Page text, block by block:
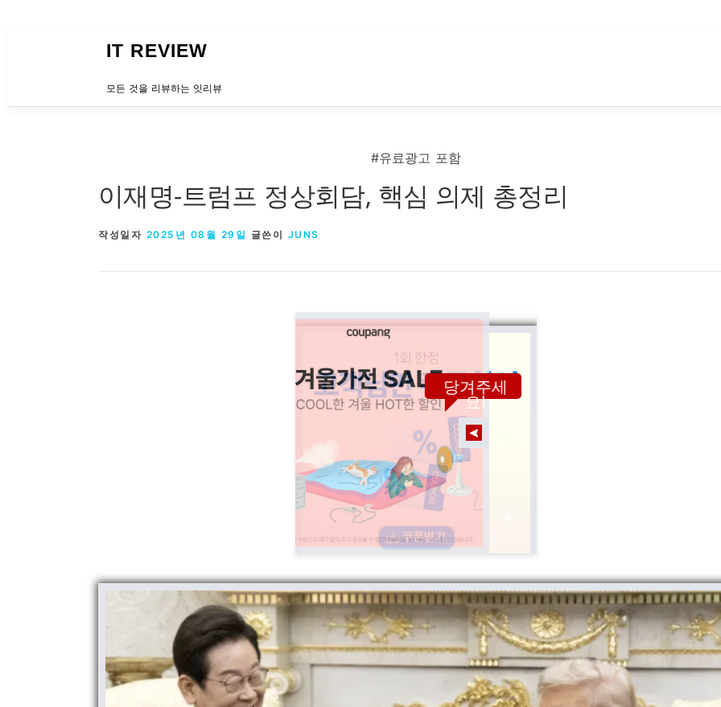
IT REVIEW
모든 것을 리뷰하는 잇리뷰
#유료광고 포함
이재명-트럼프 정상회담, 핵심 의제 총정리
작성일자 2025년 08월 29일 글쓴이 JUNS
당겨주세
요!